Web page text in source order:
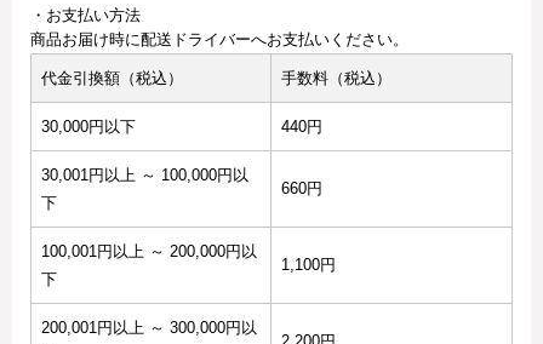
・お支払い方法
商品お届け時に配送ドライバーへお支払いください。
代金引換額（税込） 手数料（税込）
30,000円以下 440円
30,001円以上 ～ 100,000円以
下
660円
100,001円以上 ～ 200,000円以
下
1,100円
200,001円以上 ～ 300,000円以